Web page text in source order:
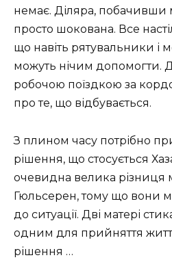
немає. Діляра, побачивши
просто шокована. Все
що навіть рятувальники і
можуть нічим допомогти.
робочою поїздкою за
про те, що відбувається.
З плином часу потрібно
рішення, що стосується
очевидна велика різниця
Гюльсерен, тому що вони
до ситуації. Дві матері
одним для прийняття
рішення …